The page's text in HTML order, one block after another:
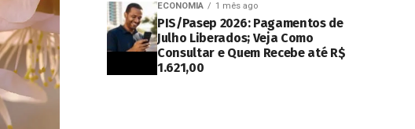
ECONOMIA 1 mês ago
PIS/Pasep 2026: Pagamentos de
Julho Liberados; Veja Como
Consultar e Quem Recebe até R$
1.621,00